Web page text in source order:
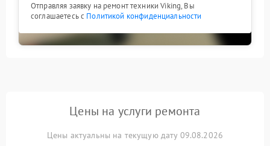
Отправляя заявку на ремонт техники Viking, Вы
соглашаетесь с Политикой конфиденциальности
Цены на услуги ремонта
Цены актуальны на текущую дату 09.08.2026